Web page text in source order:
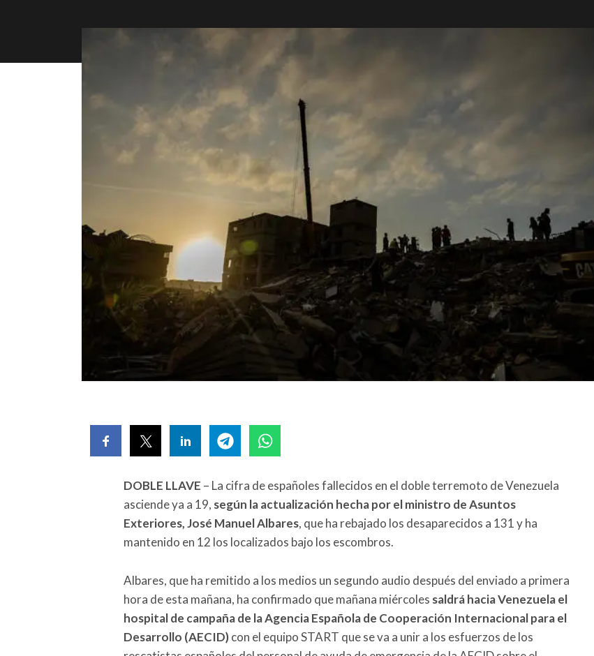
DOBLE LLAVE – La cifra de españoles fallecidos en el doble terremoto de Venezuela
asciende ya a 19, según la actualización hecha por el ministro de Asuntos
Exteriores, José Manuel Albares, que ha rebajado los desaparecidos a 131 y ha
mantenido en 12 los localizados bajo los escombros.
Albares, que ha remitido a los medios un segundo audio después del enviado a primera
hora de esta mañana, ha confirmado que mañana miércoles saldrá hacia Venezuela el
hospital de campaña de la Agencia Española de Cooperación Internacional para el
Desarrollo (AECID)con el equipo START que se va a unir a los esfuerzos de los